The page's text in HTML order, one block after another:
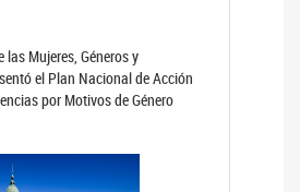
las Mujeres, Géneros y
el Plan Nacional de Acción
por Motivos de Género